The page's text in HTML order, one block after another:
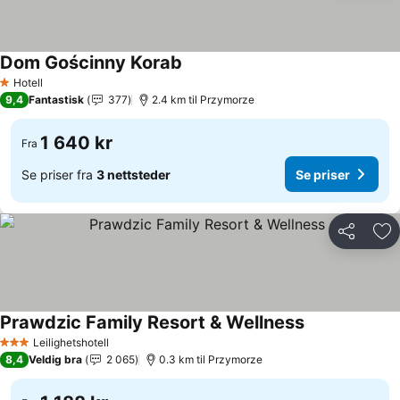
1 Stjerner
Hotell
Dom Gościnny Korab
9,4 Fantastisk 377 2.4 km til Przymorze
Fra 1 640 kr
Se priser fra 3 nettsteder Se priser
Del
3 StjernerLeilighetshotell
Prawdzic Family Resort & WellnessSe priser
8,4 Veldig bra 2 065 0.3 km til Przymorze